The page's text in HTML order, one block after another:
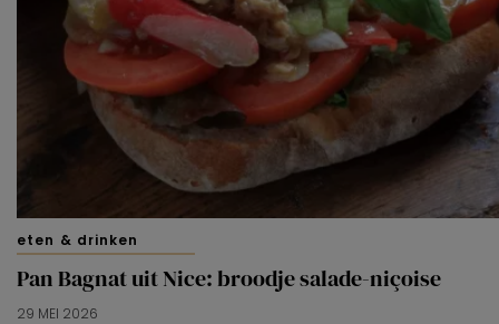
tonen en/of de inhoud van de advertenties op je
voorkeuren af te stemmen. Je kunt je voorkeuren
beheren via ‘Zelf instellen’. Klik je op ‘Accepteren en
doorgaan’ dan ga je akkoord met het gebruik van alle
cookies zoals omschreven in onze
Cookieverklaring
eten & drinken
Pan Bagnat uit Nice: broodje salade-niçoise
29 MEI 2026